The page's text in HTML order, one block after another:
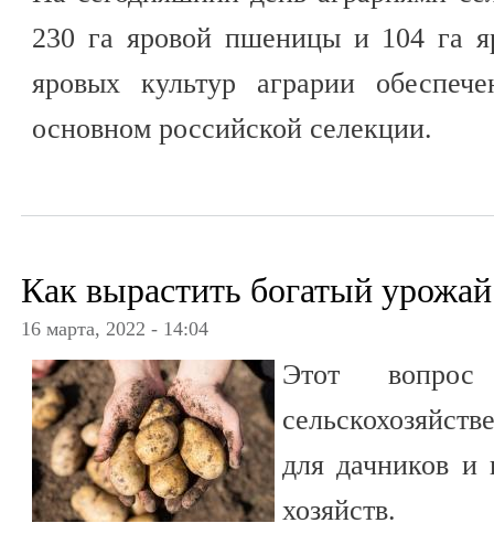
230 га яровой пшеницы и 104 га
яровых культур аграрии
основном российской селекции.
Как вырастить богатый
16 марта, 2022 - 14:04
Этот
для дачников и
хозяйств.